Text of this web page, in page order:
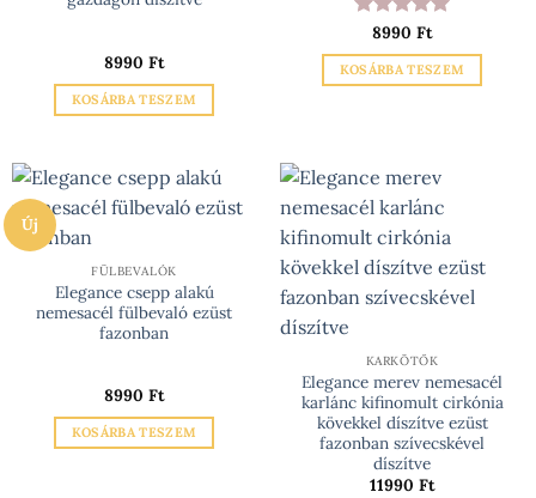
8990 Ft
KOSÁRBA TESZEM
Értékelés:
/ 5
8990 Ft
KOSÁRBA TESZEM
Új
FÜLBEVALÓK
Elegance csepp alakú
nemesacél fülbevaló ezüst
fazonban
8990 Ft
KOSÁRBA TESZEM
KARKÖTŐK
Elegance merev nemesacél
karlánc kifinomult cirkónia
kövekkel díszítve ezüst
fazonban szívecskével
díszítve
11990 Ft